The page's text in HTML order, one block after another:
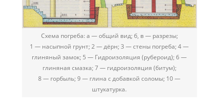
Схема погреба: а — общий вид; б, в — разрезы;
1 — насыпной грунт; 2 — дёрн; 3 — стены погреба; 4 —
глиняный замок; 5 — Гидроизоляция (рубероид); 6 —
глиняная смазка; 7 — гидроизоляция (битум);
8 — горбыль; 9 — глина с добавкой соломы; 10 —
штукатурка.